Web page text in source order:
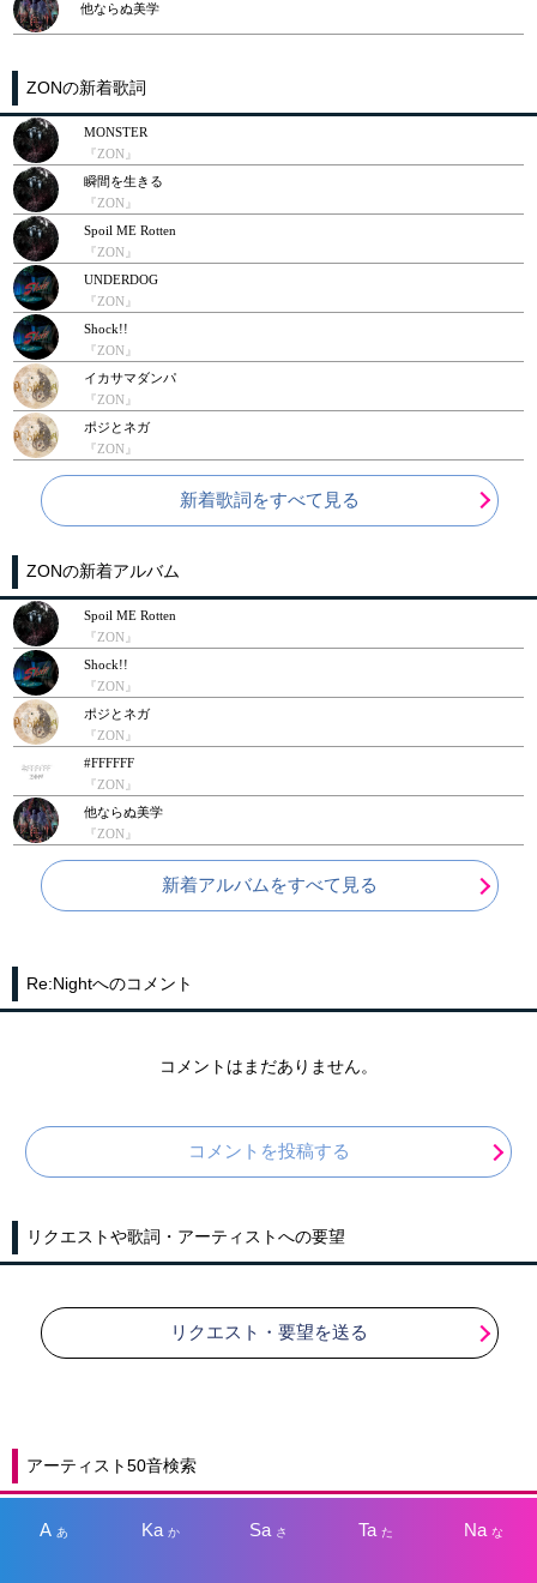
他ならぬ美学
ZONの新着歌詞
MONSTER
『ZON』
瞬間を生きる
『ZON』
Spoil ME Rotten
『ZON』
UNDERDOG
『ZON』
Shock!!
『ZON』
イカサマダンパ
『ZON』
ポジとネガ
『ZON』
新着歌詞をすべて見る
ZONの新着アルバム
Spoil ME Rotten
『ZON』
Shock!!
『ZON』
ポジとネガ
『ZON』
#FFFFFF
『ZON』
他ならぬ美学
『ZON』
新着アルバムをすべて見る
Re:Nightへのコメント
コメントはまだありません。
コメントを投稿する
リクエストや歌詞・アーティストへの要望
リクエスト・要望を送る
アーティスト50音検索
A あ Kaか Sa さ Taた Na な